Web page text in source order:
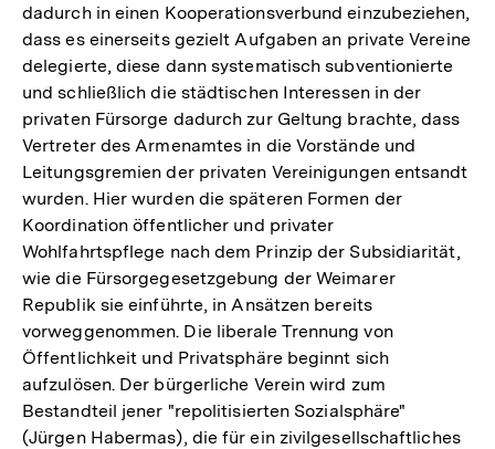
dadurch in einen Kooperationsverbund einzubeziehen,
dass es einerseits gezielt Aufgaben an private Vereine
delegierte, diese dann systematisch subventionierte
und schließlich die städtischen Interessen in der
privaten Fürsorge dadurch zur Geltung brachte, dass
Vertreter des Armenamtes in die Vorstände und
Leitungsgremien der privaten Vereinigungen entsandt
wurden. Hier wurden die späteren Formen der
Koordination öffentlicher und privater
Wohlfahrtspflege nach dem Prinzip der Subsidiarität,
wie die Fürsorgegesetzgebung der Weimarer
Republik sie einführte, in Ansätzen bereits
vorweggenommen. Die liberale Trennung von
Öffentlichkeit und Privatsphäre beginnt sich
aufzulösen. Der bürgerliche Verein wird zum
Bestandteil jener "repolitisierten Sozialsphäre"
(Jürgen Habermas), die für ein zivilgesellschaftliches